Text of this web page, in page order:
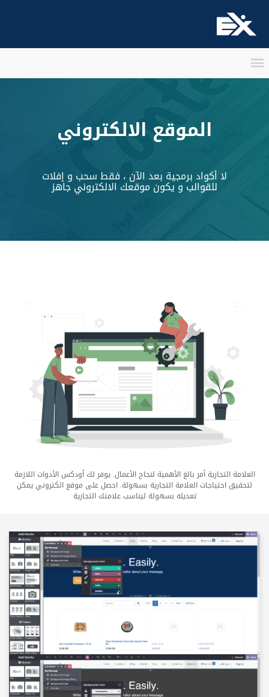
الموقع الالكتروني
لا أكواد برمجية بعد الآن ، فقط سحب و إفلات
للقوالب و يكون موقعك الالكتروني جاهز
العلامة التجارية أمر بالغ الأهمية لنجاح الأعمال. يوفر لك أودكس الأدوات اللازمة
لتحقيق احتياجات العلامة التجارية بسهولة. احصل على موقع الكتروني يمكن
تعديله بسهولة ليناسب علامتك التجارية